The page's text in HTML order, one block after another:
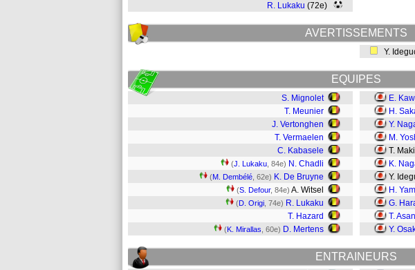
R. Lukaku (72e)
AVERTISSEMENTS
Y.
EQUIPES
S. Mignolet
T. Meunier
J. Vertonghen
T. Vermaelen
C. Kabasele
(J. Lukaku , 84e) N. Chadli
(M. Dembélé , 62e) K. De Bruyne
(S. Defour, 84e) A. Witsel
(D. Origi , 74e) R. Lukaku
T. Hazard
(K. Mirallas , 60e) D. Mertens
E.
H.
Y.
M.
T.
K.
Y.
H.
G.
T.
Y.
ENTRAINEURS